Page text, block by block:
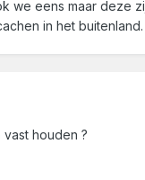
we eens maar deze
in het
vast houden ?